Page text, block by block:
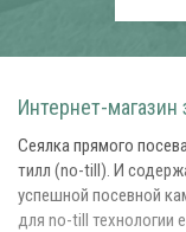
Интернет-
Сеялка прямого
тилл (no-till). И
успешной посевной
для no-till технологии